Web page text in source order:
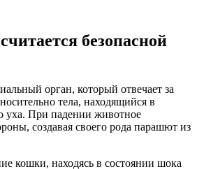
безопасной
орган, который отвечает за
тела, находящийся в
уха. При падении животное
создавая своего рода парашют из
кошки, находясь в состоянии шока